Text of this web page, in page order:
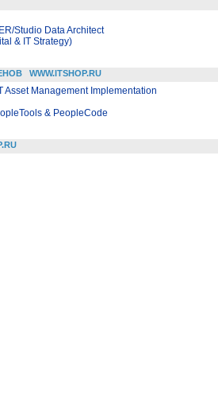
Studio Data Architect
& IT Strategy)
WWW.ITSHOP.RU
Asset Management Implementation
& PeopleCode